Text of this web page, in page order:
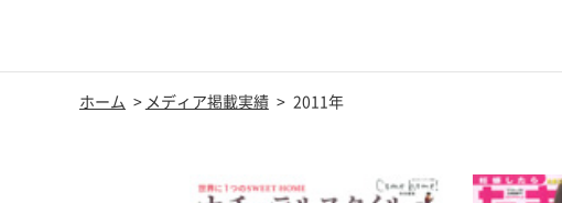
ホーム メディア掲載実績 2011年